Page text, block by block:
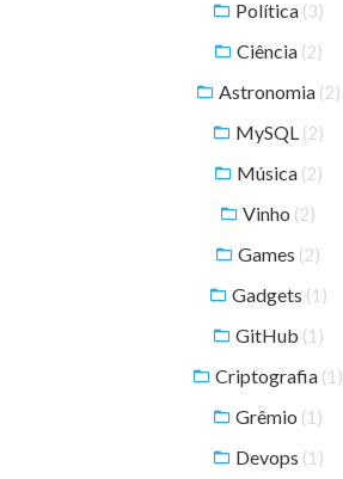
Política (3)
Ciência (2)
Astronomia (2)
MySQL (2)
Música (2)
Vinho (2)
Games (2)
Gadgets (1)
GitHub (1)
Criptografia (1)
Grêmio (1)
Devops (1)